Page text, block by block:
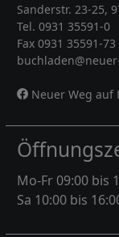
Sanderstr. 23-25,
Tel. 0931 35591-0
Fax 0931 35591-73
Neuer Weg auf
Mo-Fr 09:00 bis
Sa 10:00 bis